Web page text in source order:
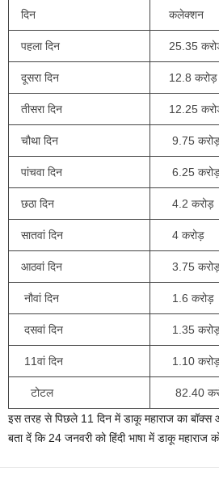
दिन कलेक्शन
पहला दिन 25.35
दूसरा दिन 12.8 करोड़
तीसरा दिन 12.25
चौथा दिन 9.75
पांचवा दिन 6.25
छठा दिन 4.2 करोड़
सातवां दिन 4 करोड़
आठवां दिन 3.75
नौवां दिन 1.6 करोड़
दसवां दिन 1.35
11वां दिन 1.10
टोटल
82.40
इस तरह से पिछले 11 दिन में डाकू महाराज का
बता दें कि 24 जनवरी को हिंदी भाषा में डाकू महाराज